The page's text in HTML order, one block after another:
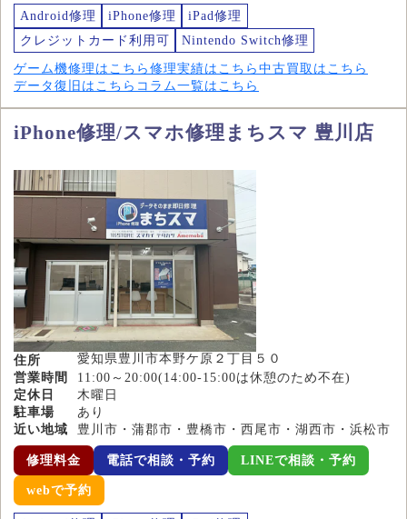
Android修理 iPhone修理
iPad修理
クレジットカード利用可
Nintendo Switch修理
ゲーム機修理はこちら 修理実績はこちら 中古買取はこちら
データ復旧はこちら コラム一覧はこちら
iPhone修理/スマホ修理まちスマ 豊川店
住所
愛知県豊川市本野ケ原２丁目５０
営業時間
11:00～20:00(14:00-15:00は休憩のため不在)
定休日
木曜日
駐車場
あり
近い地域
豊川市・蒲郡市・豊橋市・西尾市・湖西市・浜松市
修理料金 電話で相談・予約 LINEで相談・予約
webで予約